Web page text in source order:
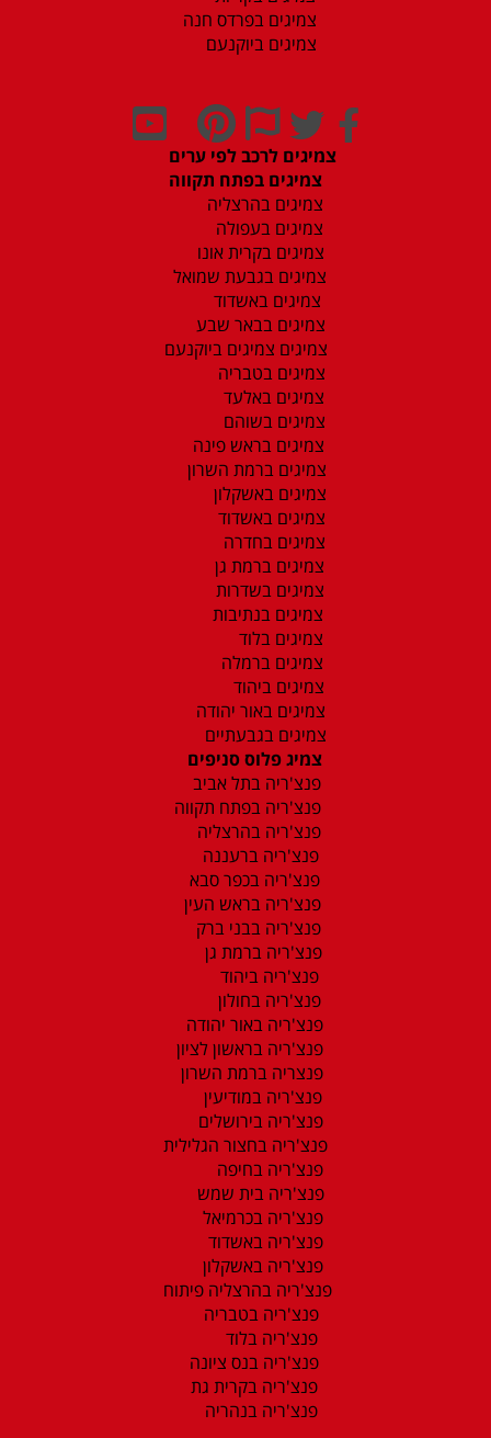
צמיגים בפרדס חנה
צמיגים ביוקנעם
צמיגים לרכב לפי ערים
צמיגים בפתח תקווה
צמיגים בהרצליה
צמיגים בעפולה
צמיגים בקרית אונו
צמיגים בגבעת שמואל
צמיגים באשדוד
צמיגים בבאר שבע
צמיגים צמיגים ביוקנעם
צמיגים בטבריה
צמיגים באלעד
צמיגים בשוהם
צמיגים בראש פינה
צמיגים ברמת השרון
צמיגים באשקלון
צמיגים באשדוד
צמיגים בחדרה
צמיגים ברמת גן
צמיגים בשדרות
צמיגים בנתיבות
צמיגים בלוד
צמיגים ברמלה
צמיגים ביהוד
צמיגים באור יהודה
צמיגים בגבעתיים
צמיג פלוס סניפים
פנצ'ריה בתל אביב
פנצ'ריה בפתח תקווה
פנצ'ריה בהרצליה
פנצ'ריה ברעננה
פנצ'ריה בכפר סבא
פנצ'ריה בראש העין
פנצ'ריה בבני ברק
פנצ'ריה ברמת גן
פנצ'ריה ביהוד
פנצ'ריה בחולון
פנצ'ריה באור יהודה
פנצ'ריה בראשון לציון
פנצריה ברמת השרון
פנצ'ריה במודיעין
פנצ'ריה בירושלים
פנצ'ריה בחצור הגלילית
פנצ'ריה בחיפה
פנצ'ריה בית שמש
פנצ'ריה בכרמיאל
פנצ'ריה באשדוד
פנצ'ריה באשקלון
פנצ'ריה בהרצליה פיתוח
פנצ'ריה בטבריה
פנצ'ריה בלוד
פנצ'ריה בנס ציונה
פנצ'ריה בקרית גת
פנצ'ריה בנהריה